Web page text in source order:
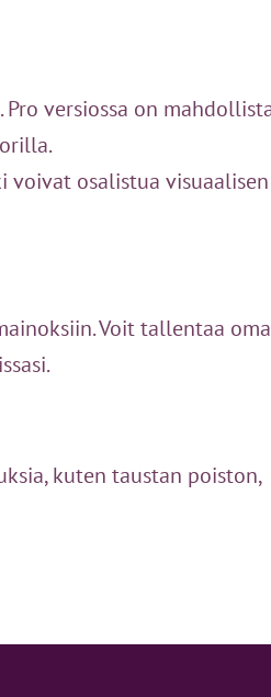
versiossa on
osalistua
Voit tallentaa
kuten taustan poiston,